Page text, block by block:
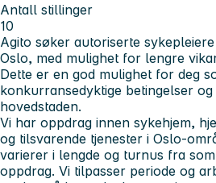
Antall stillinger
10
Agito søker autoriserte
Oslo, med mulighet for lengre
Dette er en god mulighet for deg
konkurransedyktige betingelser
hovedstaden.
Vi har oppdrag innen sykehjem,
og tilsvarende tjenester i Oslo-
varierer i lengde og turnus fra
oppdrag. Vi tilpasser periode og